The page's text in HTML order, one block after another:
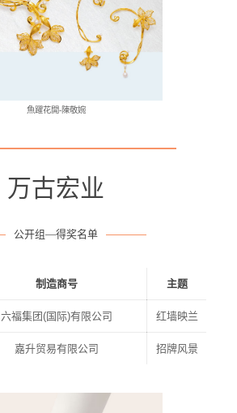
魚躍花開-陳敬婉
万古宏业
公开组—得奖名单
制造商号 主题
六福集团(国际)有限公司 红墙映兰
嘉升贸易有限公司 招牌风景